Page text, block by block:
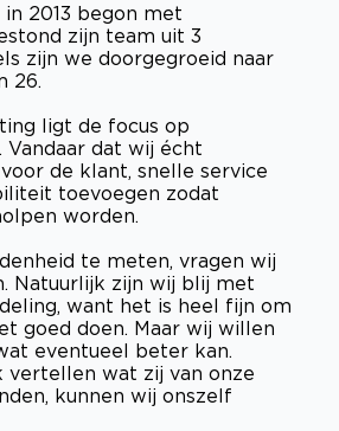
in 2013 begon met
zijn team uit 3
zijn we doorgegroeid naar
26.
ligt de focus op
dat wij écht
de klant, snelle service
toevoegen zodat
worden.
te meten, vragen wij
Natuurlijk zijn wij blij met
want het is heel fijn om
goed doen. Maar wij willen
eventueel beter kan.
vertellen wat zij van onze
kunnen wij onszelf